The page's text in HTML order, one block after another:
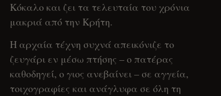
Κόκαλο και ζει τα τελευταία του χρόνια
μακριά από την Κρήτη.
Η αρχαία τέχνη συχνά απεικόνιζε το
ζευγάρι εν μέσω πτήσης – ο πατέρας
καθοδηγεί, ο γιος ανεβαίνει – σε αγγεία,
τοιχογραφίες και ανάγλυφα σε όλη τη